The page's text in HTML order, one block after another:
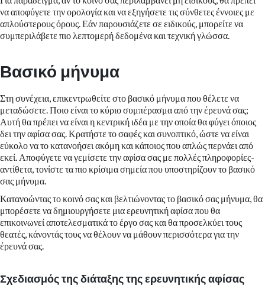
να αποφύγετε την ορολογία και να εξηγήσετε τις σύνθετες έννοιες με
απλούστερους όρους. Εάν παρουσιάζετε σε ειδικούς, μπορείτε να
συμπεριλάβετε πιο λεπτομερή δεδομένα και τεχνική γλώσσα.
Βασικό μήνυμα
Στη συνέχεια, επικεντρωθείτε στο βασικό μήνυμα που θέλετε να
μεταδώσετε. Ποιο είναι το κύριο συμπέρασμα από την έρευνά σας;
Αυτή θα πρέπει να είναι η κεντρική ιδέα με την οποία θα φύγει όποιος
δει την αφίσα σας. Κρατήστε το σαφές και συνοπτικό, ώστε να είναι
εύκολο να το κατανοήσει ακόμη και κάποιος που απλώς περνάει από
εκεί. Αποφύγετε να γεμίσετε την αφίσα σας με πολλές πληροφορίες-
αντίθετα, τονίστε τα πιο κρίσιμα σημεία που υποστηρίζουν το βασικό
σας μήνυμα.
Κατανοώντας το κοινό σας και βελτιώνοντας το βασικό σας μήνυμα, θα
μπορέσετε να δημιουργήσετε μια ερευνητική αφίσα που θα
επικοινωνεί αποτελεσματικά το έργο σας και θα προσελκύει τους
θεατές, κάνοντάς τους να θέλουν να μάθουν περισσότερα για την
έρευνά σας.
Σχεδιασμός της διάταξης της ερευνητικής αφίσας